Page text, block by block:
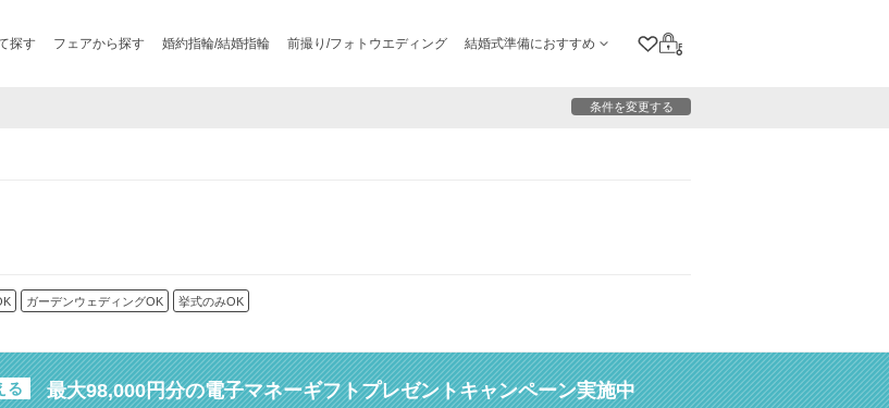
探す フェアから探す 婚約指輪/結婚指輪 前撮り/フォトウエディング 結婚式準備におすすめ
クリップリスト
ログイン
条件を変更する
ガーデンウェディングOK 挙式のみOK
る 最大98,000円分の電子マネーギフトプレゼントキャンペーン実施中